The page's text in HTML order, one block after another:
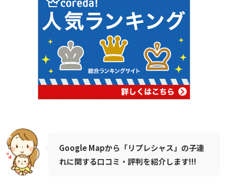
Google Mapから「リプレシャス」の子連
れに関する口コミ・評判を紹介します!!!